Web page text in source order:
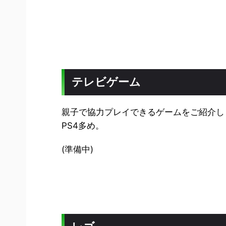
テレビゲーム
親子で協力プレイできるゲームをご紹介
PS4多め。
(準備中)